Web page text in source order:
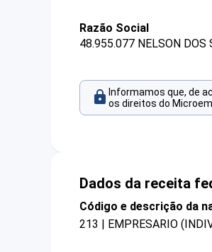
Razão Social
48.955.077 NELSON
Informamos que, de
os direitos do
Dados da receita
Código e descrição da
213 | EMPRESARIO